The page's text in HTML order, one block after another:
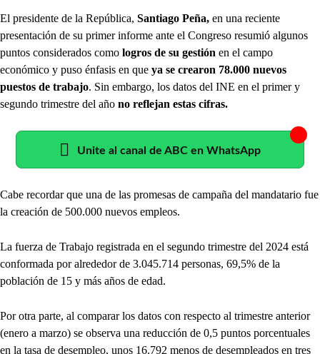
El presidente de la República, Santiago Peña, en una reciente
presentación de su primer informe ante el Congreso resumió algunos
puntos considerados como logros de su gestión en el campo
económico y puso énfasis en que ya se crearon 78.000 nuevos
puestos de trabajo. Sin embargo, los datos del INE en el primer y
segundo trimestre del año no reflejan estas cifras.
Unite al canal de ABC en WhatsApp
Cabe recordar que una de las promesas de campaña del mandatario fue
la creación de 500.000 nuevos empleos.
La fuerza de Trabajo registrada en el segundo trimestre del 2024 está
conformada por alrededor de 3.045.714 personas, 69,5% de la
población de 15 y más años de edad.
Por otra parte, al comparar los datos con respecto al trimestre anterior
(enero a marzo) se observa una reducción de 0,5 puntos porcentuales
en la tasa de desempleo, unos 16.792 menos de desempleados en tres